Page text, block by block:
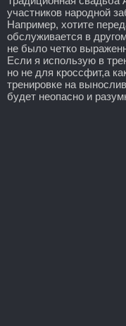
участников народной
Например, хотите
обслуживается в
не было четко
Если я использую в
но не для кроссфит,а
тренировке на
будет неопасно и